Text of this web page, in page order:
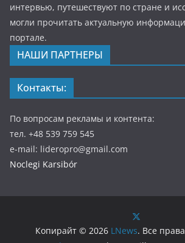
интервью, путешествуют по стране и
могли прочитать актуальную
портале.
НАШИ ПАРТНЕРЫ
Контакты:
По вопросам рекламы и контента:
тел. +48 539 759 545
e-mail: lideropro@gmail.com
Noclegi Karsibór
Копирайт © 2026 LNews. Все